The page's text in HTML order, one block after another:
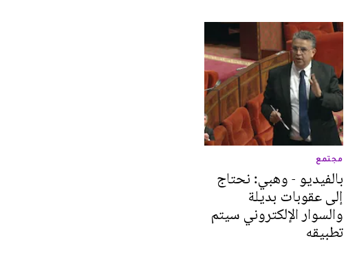
مجتمع
بالفيديو - وهبي: نحتاج
إلى عقوبات بديلة
والسوار الإلكتروني سيتم
تطبيقه